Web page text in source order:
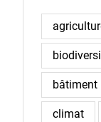
bâtiment
climat